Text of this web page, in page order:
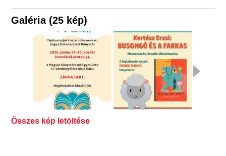
Galéria (25 kép)
Összes kép letöltése